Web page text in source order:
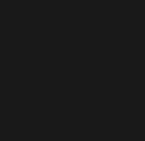
en nueva ventana)
nueva ventana)